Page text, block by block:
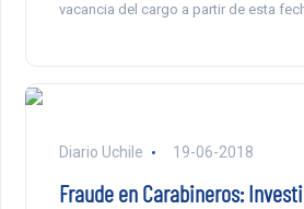
vacancia del cargo a partir de esta
Diario Uchile 19-06-2018
Fraude en Carabineros: